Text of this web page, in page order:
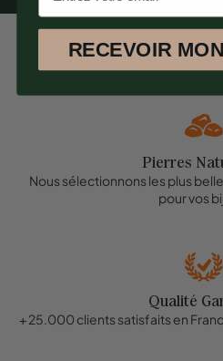
Pierres
Nous sélectionnons les plus
pour vos
Qualité
+ 25.000 clients satisfaits en
RECEVOIR